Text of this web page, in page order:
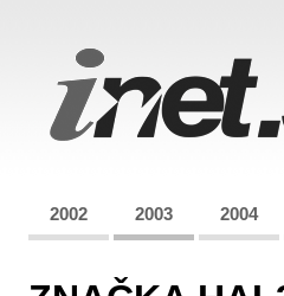
2002 2003 2004